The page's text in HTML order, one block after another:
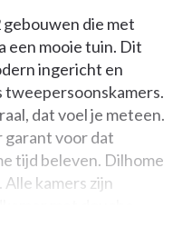
die met
een mooie tuin. Dit
ingericht en
tweepersoonskamers.
dat voel je meteen.
garant voor dat
tijd beleven. Dilhome
Alle kamers zijn
bed